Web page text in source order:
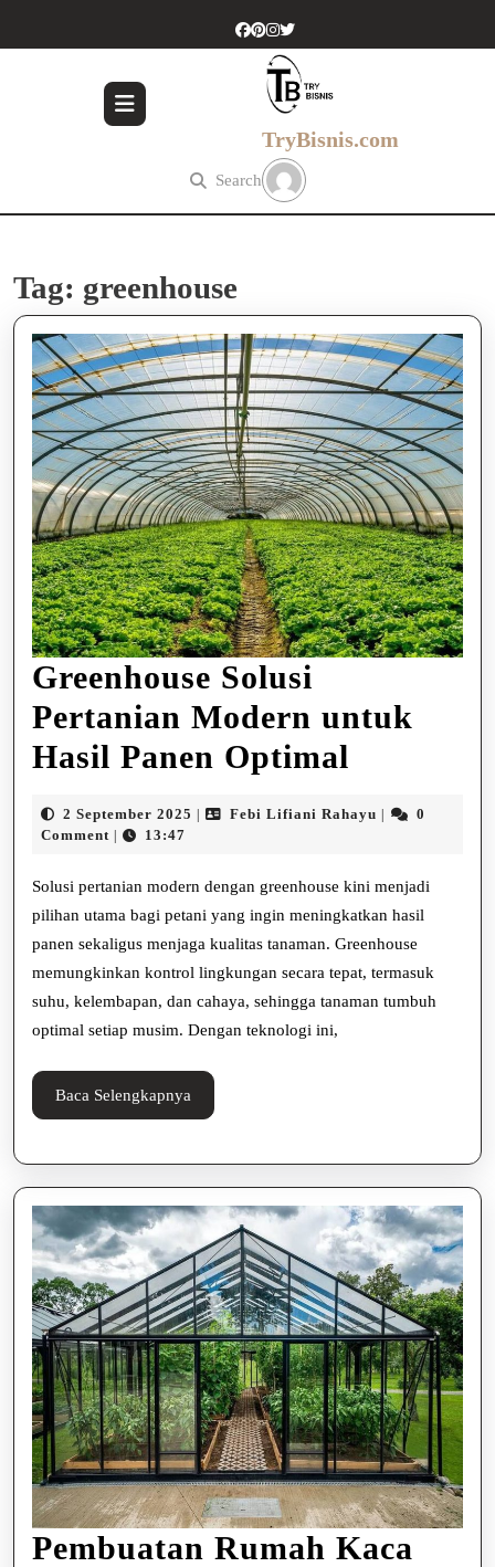
TryBisnis.com
Search
Tag: greenhouse
Greenhouse Solusi
Pertanian Modern untuk
Hasil Panen Optimal
Modern
untuk
Hasil
Panen
2 September 2025 2| Febi Lifiani Rahayu Febi
|
0
Comment | 13:47
Solusi pertanian modern dengan greenhouse kini menjadi
pilihan utama bagi petani yang ingin meningkatkan hasil
panen sekaligus menjaga kualitas tanaman. Greenhouse
memungkinkan kontrol lingkungan secara tepat, termasuk
suhu, kelembapan, dan cahaya, sehingga tanaman tumbuh
optimal setiap musim. Dengan teknologi ini,
Baca Selengkapnya
Selengkapnya
Pembuatan Rumah Kaca